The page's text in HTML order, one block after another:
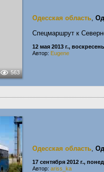
563
Одесская область,
Спецмаршрут к
12 мая 2013 г.,
Автор: Eugene
Одесская область,
17 сентября 2012 г.,
Автор: ariss_ka